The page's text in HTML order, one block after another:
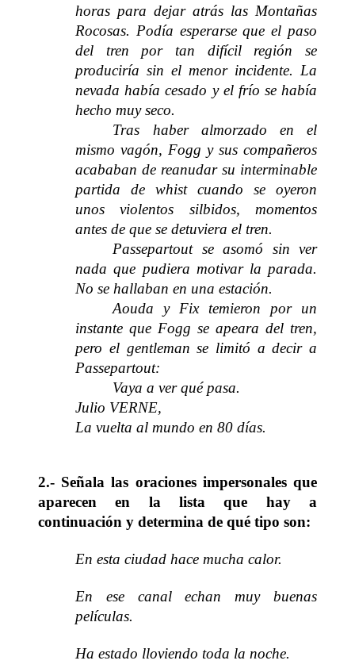
horas para dejar atrás las Montañas
Rocosas. Podía esperarse que el paso
del tren por tan difícil región se
produciría sin el menor incidente. La
nevada había cesado y el frío se había
hecho muy seco.
Tras haber almorzado en el
mismo vagón, Fogg y sus compañeros
acababan de reanudar su interminable
partida de whist cuando se oyeron
unos violentos silbidos, momentos
antes de que se detuviera el tren.
Passepartout se asomó sin ver
nada que pudiera motivar la parada.
No se hallaban en una estación.
Aouda y Fix temieron por un
instante que Fogg se apeara del tren,
pero el gentleman se limitó a decir a
Passepartout:
Vaya a ver qué pasa.
Julio VERNE,
La vuelta al mundo en 80 días.
2.- Señala las oraciones impersonales que
aparecen en la lista que hay a
continuación y determina de qué tipo son:
En esta ciudad hace mucha calor.
En ese canal echan muy buenas
películas.
Ha estado lloviendo toda la noche.